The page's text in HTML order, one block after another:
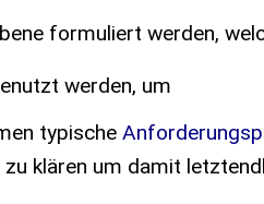
formuliert werden,
werden, um
typische
klären um damit